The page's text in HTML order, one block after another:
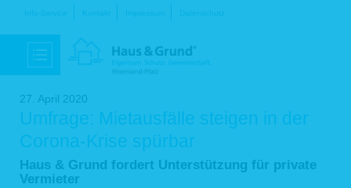
Navigation
Info-Service Kontakt Impressum Datenschutz
27. April 2020
Umfrage: Mietausfälle steigen in der
Corona-Krise spürbar
Haus & Grund fordert Unterstützung für private
Vermieter